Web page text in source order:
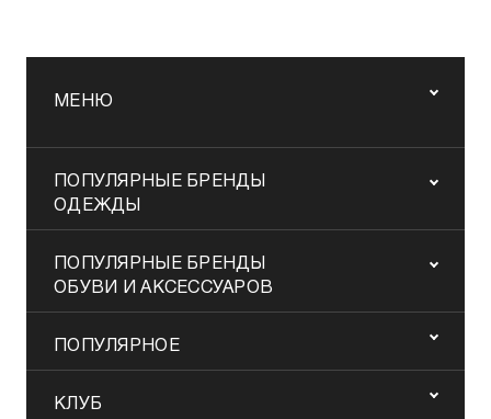
МЕНЮ
ПОПУЛЯРНЫЕ БРЕНДЫ
ОДЕЖДЫ
ПОПУЛЯРНЫЕ БРЕНДЫ
ОБУВИ И АКСЕССУАРОВ
ПОПУЛЯРНОЕ
КЛУБ